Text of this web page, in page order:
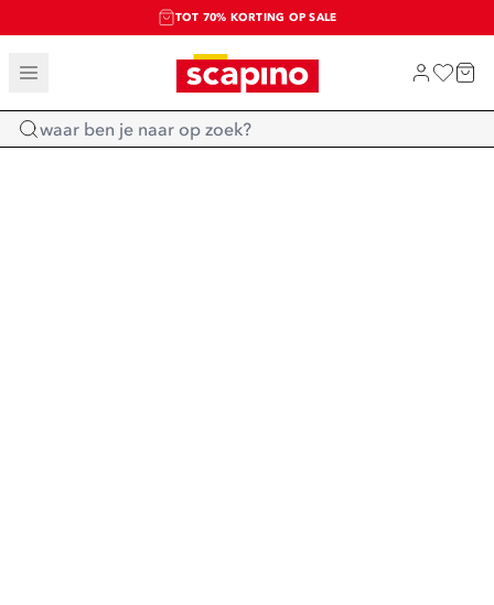
TOT 70% KORTING OP SALE
SALE: LAATSTE KANS!
SHOP NIEUW
Home